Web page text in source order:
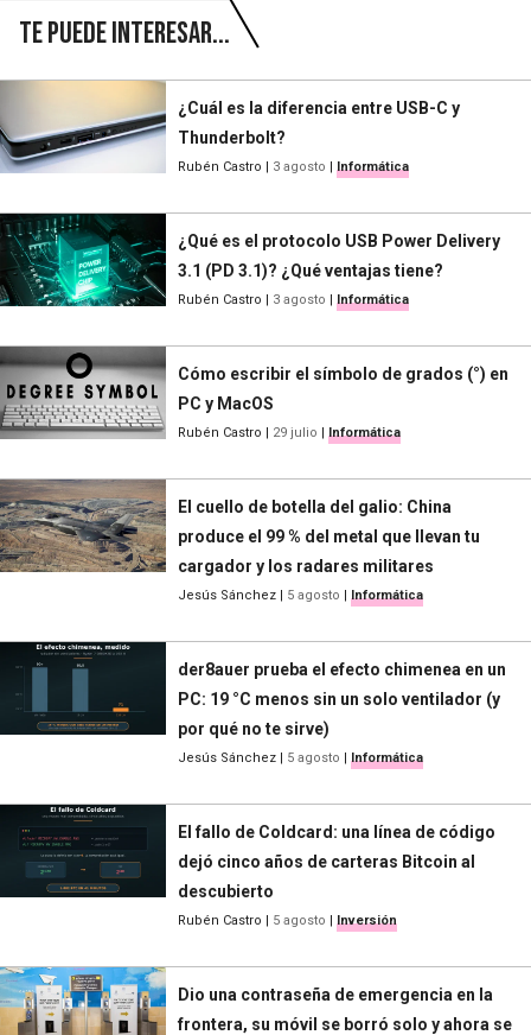
Te puede interesar...
¿Cuál es la diferencia entre USB-C y
Thunderbolt?
Rubén Castro | 3 agosto | Informática
¿Qué es el protocolo USB Power Delivery
3.1 (PD 3.1)? ¿Qué ventajas tiene?
Rubén Castro | 3 agosto | Informática
Cómo escribir el símbolo de grados (°) en
PC y MacOS
Rubén Castro | 29 julio | Informática
El cuello de botella del galio: China
produce el 99 % del metal que llevan tu
cargador y los radares militares
Jesús Sánchez | 5 agosto | Informática
der8auer prueba el efecto chimenea en un
PC: 19 °C menos sin un solo ventilador (y
por qué no te sirve)
Jesús Sánchez | 5 agosto | Informática
El fallo de Coldcard: una línea de código
dejó cinco años de carteras Bitcoin al
descubierto
Rubén Castro | 5 agosto | Inversión
Dio una contraseña de emergencia en la
frontera, su móvil se borró solo y ahora se